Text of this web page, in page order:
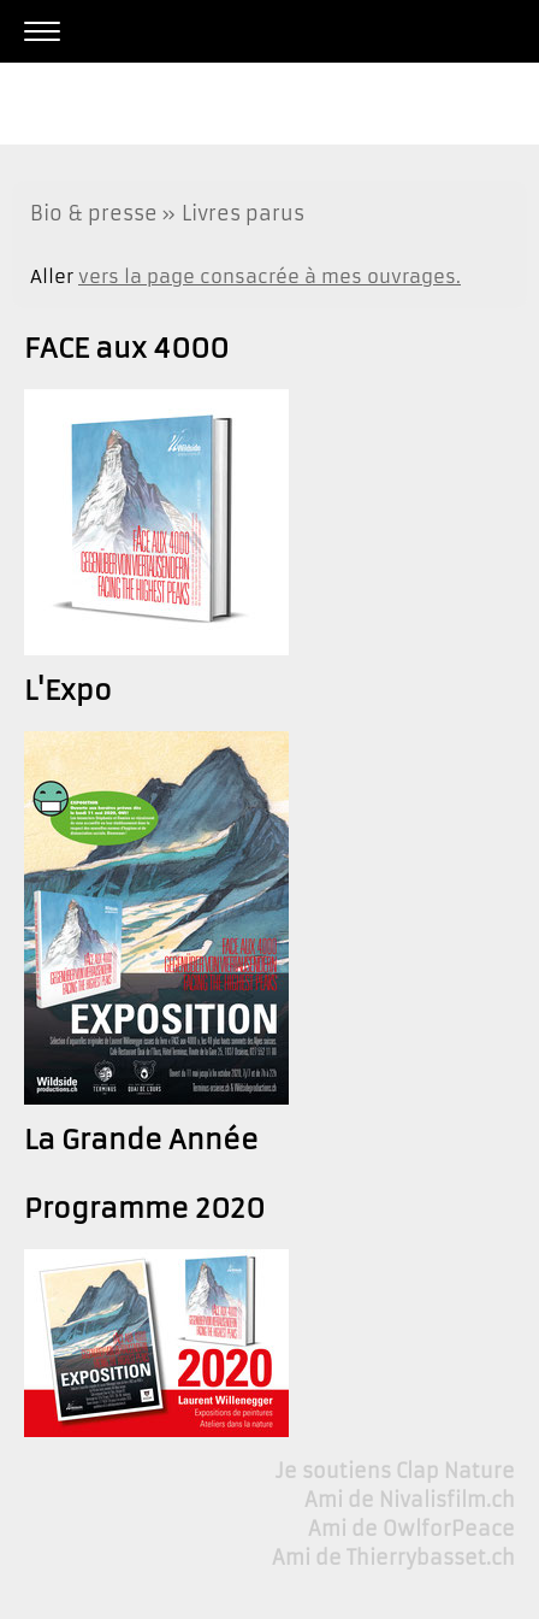
Bio & presse Livres parus
Aller vers la page consacrée à mes ouvrages.
FACE aux 4000
L'Expo
La Grande Année
Programme 2020
Je soutiens Clap Nature
Ami de Nivalisfilm.ch
Ami de OwlforPeace
Ami de Thierrybasset.ch